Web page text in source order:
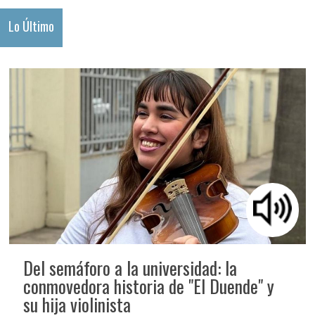
Lo Último
Del semáforo a la universidad: la
conmovedora historia de "El Duende" y
su hija violinista